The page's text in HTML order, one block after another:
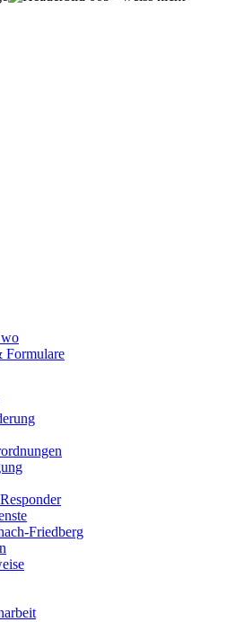
Formulare
Friedberg